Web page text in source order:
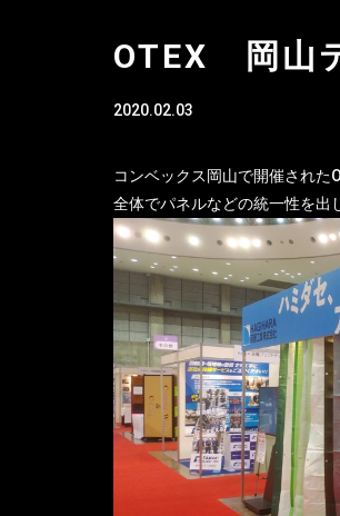
OTEX 岡山
2020.02.03
コンベックス岡山で開催された
全体でパネルなどの統一性を出